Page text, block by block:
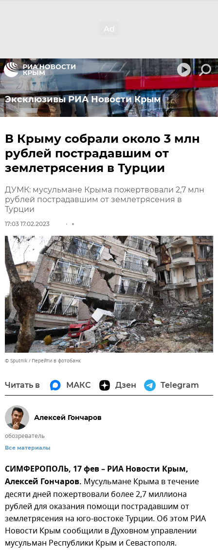
Эксклюзивы РИА Новости Крым
В Крыму собрали около 3 млн
рублей пострадавшим от
землетрясения в Турции
ДУМК: мусульмане Крыма пожертвовали 2,7 млн
рублей пострадавшим от землетрясения в
Турции
17:03 17.02.2023
© Sputnik Перейти в фотобанк
Читать в МАКС Дзен Telegram
Алексей Гончаров
обозреватель
Все материалы
СИМФЕРОПОЛЬ, 17 фев – РИА Новости Крым,
Алексей Гончаров. Мусульмане Крыма в течение
десяти дней пожертвовали более 2,7 миллиона
рублей для оказания помощи пострадавшим от
землетрясения на юго-востоке Турции. Об этом РИА
Новости Крым сообщили в Духовном управлении
мусульман Республики Крым и Севастополя.